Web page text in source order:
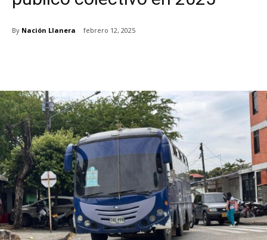
By Nación Llanera febrero 12, 2025